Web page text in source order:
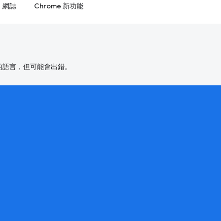
網誌 Chrome 新功能
言，但可能會出錯。